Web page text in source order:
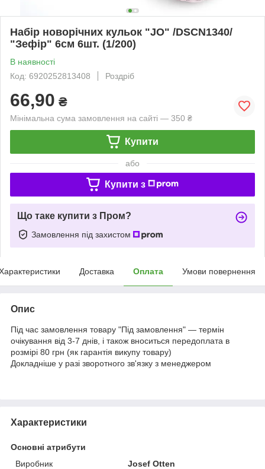
Набір новорічних кульок "JO" /DSCN1340/
"Зефір" 6см 6шт. (1/200)
В наявності
Код: 6920252813408
Роздріб
66,90 ₴
Мінімальна сума замовлення на сайті — 350 ₴
Купити
або
Купити з
Що таке купити з Пром?
Замовлення під захистом
Доставка Оплата Умови повернення
Опис
Під час замовлення товару "Під замовлення" — термін
очікування від 3-7 днів, і також вноситься передоплата в
розмірі 80 грн (як гарантія викупу товару)
Докладніше у разі зворотного зв'язку з менеджером
Характеристики
Основні атрибути
Виробник
Josef Otten